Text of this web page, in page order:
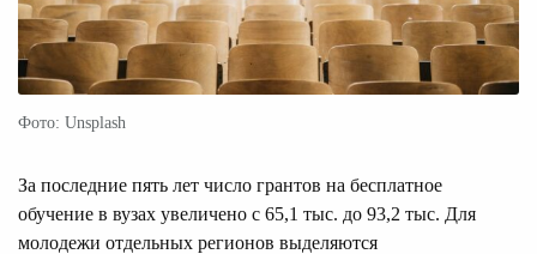
Фото: Unsplash
За последние пять лет число грантов на бесплатное
обучение в вузах увеличено с 65,1 тыс. до 93,2 тыс. Для
молодежи отдельных регионов выделяются